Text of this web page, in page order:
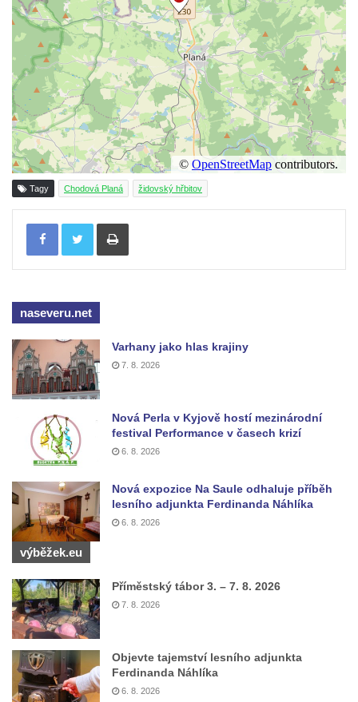
Tagy Chodová Planá židovský hřbitov
Tisknout
naseveru.net
Varhany jako hlas krajiny
7. 8. 2026
Nová Perla v Kyjově hostí mezinárodní
festival Performance v časech krizí
6. 8. 2026
Nová expozice Na Saule odhaluje příběh
lesního adjunkta Ferdinanda Náhlíka
6. 8. 2026
výběžek.eu
Příměstský tábor 3. – 7. 8. 2026
7. 8. 2026
Objevte tajemství lesního adjunkta
Ferdinanda Náhlíka
6. 8. 2026